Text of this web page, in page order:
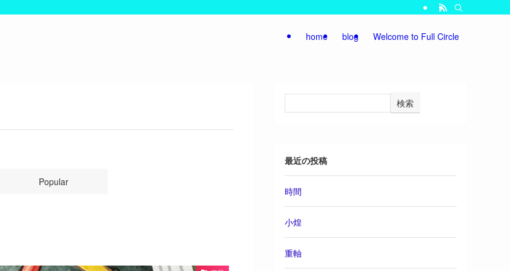
home blog Welcome to Full Circle
Popular
検索
最近の投稿
時間
小煌
重軸